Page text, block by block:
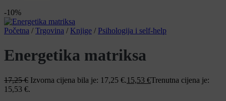
-10%
Početna / Trgovina / Knjige / Psihologija i self-help
Energetika matriksa
17,25€ Izvorna cijena bila je: 17,25 €.15,53 €Trenutna cijena je:
15,53 €.